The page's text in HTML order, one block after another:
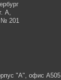
А,
№ 201
"А", офис А505